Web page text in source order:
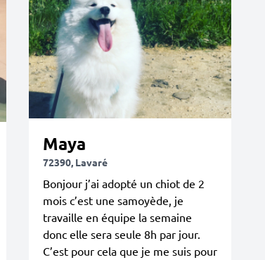
Maya
72390, Lavaré
Bonjour j’ai adopté un chiot de 2
mois c’est une samoyède, je
travaille en équipe la semaine
donc elle sera seule 8h par jour.
C’est pour cela que je me suis pour